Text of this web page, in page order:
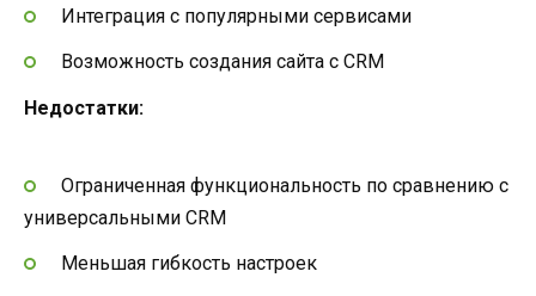
Интеграция с популярными сервисами
Возможность создания сайта с CRM
Недостатки:
Ограниченная функциональность по сравнению с
универсальными CRM
Меньшая гибкость настроек